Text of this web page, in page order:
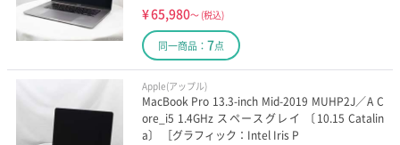
¥65,980～ (税込)
同一商品： 7点
Apple(アップル)
MacBook Pro 13.3-inch Mid-2019 MUHP2J／A C
ore_i5 1.4GHz スペースグレイ 〔10.15 Catalin
a〕 ［グラフィック：Intel Iris P